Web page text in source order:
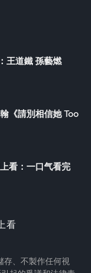
王道鐵 孫藝燃
《請別相信她 Too
看：一口气看完
看
存、不製作任何視